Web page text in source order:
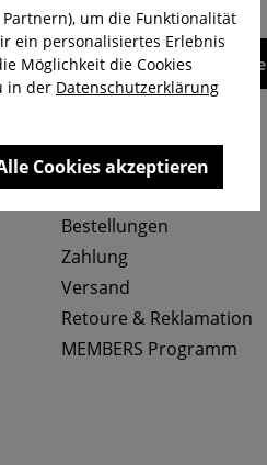
Lieferzeit 1-3 Werktage
Service & FAQ
Größentabellen
Bestellungen
Zahlung
Versand
Retoure & Reklamation
MEMBERS Programm
um die Funktionalität
ein personalisiertes Erlebnis
Möglichkeit die Cookies
in der Datenschutzerklärung
Cookies akzeptieren